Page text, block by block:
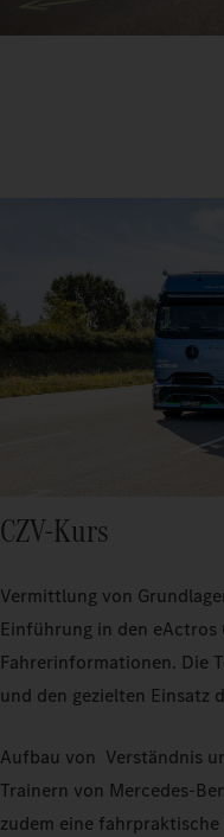
CZV-Kurs
Vermittlung von
Einführung in den
Fahrerinformationen. Die
und den gezielten Einsatz
Aufbau von Verständnis
Trainern von
zudem eine